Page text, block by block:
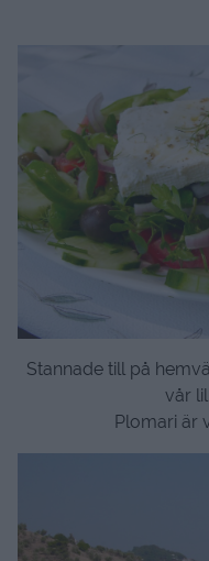
Stannade till på
vår
Plomari är